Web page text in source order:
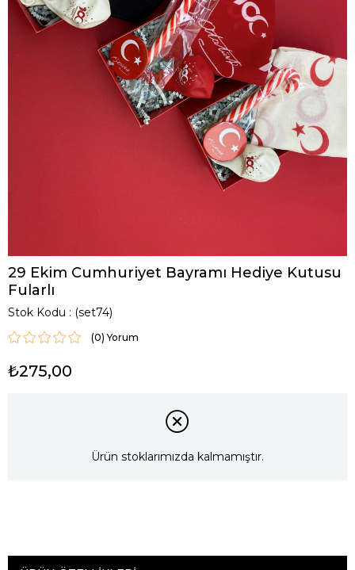
29 Ekim Cumhuriyet Bayramı Hediye Kutusu
Fularlı
Stok Kodu (set74)
(0)
₺275,00
Ürün stoklarımızda kalmamıştır.